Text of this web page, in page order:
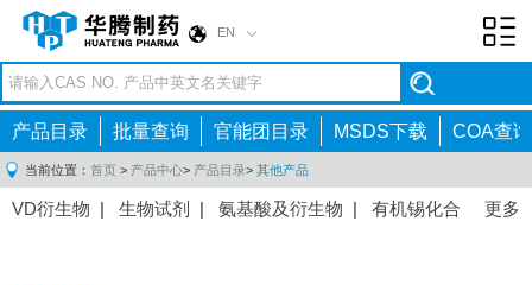
EN
产品目录 批量查询 官能团目录 MSDS下载 COA查询
当前位置： 首页 > 产品中心> 产品目录> 其他产品
更多
VD衍生物 | 生物试剂 | 氨基酸及衍生物 | 有机锡化合